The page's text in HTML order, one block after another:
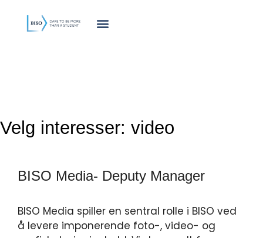
innholdet
Velg interesser: video
BISO Media- Deputy Manager
BISO Media spiller en sentral rolle i BISO ved
å levere imponerende foto-, video- og